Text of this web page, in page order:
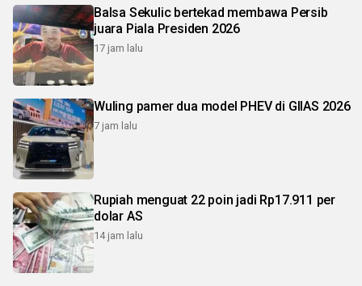
Balsa Sekulic bertekad membawa Persib
juara Piala Presiden 2026
17 jam lalu
Wuling pamer dua model PHEV di GIIAS 2026
7 jam lalu
Rupiah menguat 22 poin jadi Rp17.911 per
dolar AS
14 jam lalu